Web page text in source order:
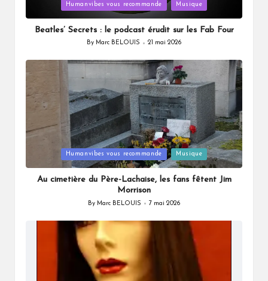
in
Humanvibes vous recommande Musique
Beatles’ Secrets : le podcast érudit sur les Fab Four
Posted
By Marc BELOUIS 21 mai 2026
in
Humanvibes vous recommande Musique
Au cimetière du Père-Lachaise, les fans fêtent Jim
Morrison
Posted
By Marc BELOUIS 7 mai 2026